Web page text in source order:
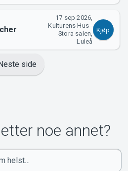
17 sep 2026,
Kulturens Hus -
Stora salen,
Luleå
Kjøp
side
noe annet?